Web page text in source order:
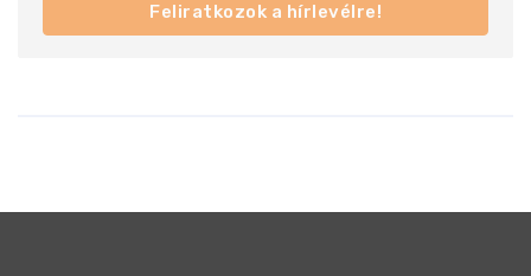
Feliratkozok a hírlevélre!